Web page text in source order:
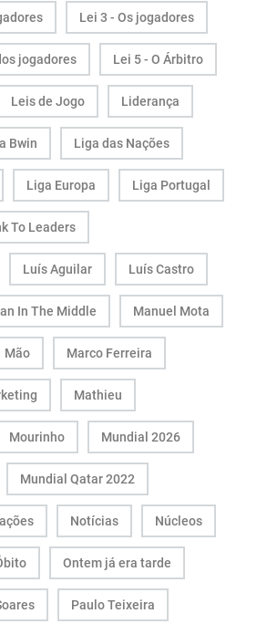
Lei 3 - Os jogadores
jogadores Lei 5 - O Árbitro
Leis de Jogo Liderança
Bwin Liga das Nações
Liga Europa Liga Portugal
To Leaders
Luís Aguilar Luís Castro
In The Middle Manuel Mota
Mão Marco Ferreira
Mathieu
Mourinho Mundial 2026
Mundial Qatar 2022
Notícias Núcleos
Ontem já era tarde
Paulo Teixeira